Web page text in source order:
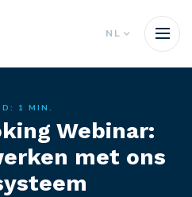
NL
1 MIN.
Webinar:
met ons